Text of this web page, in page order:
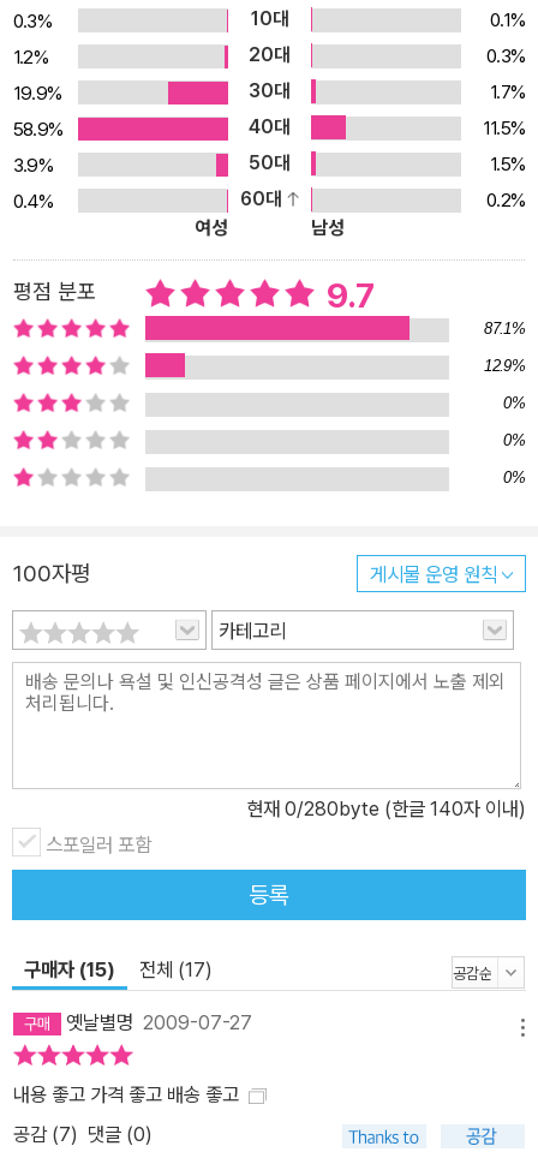
0.3% 10대
0.1%
1.2%
20대
0.3%
19.9%
30대
1.7%
58.9%
40대
11.5%
3.9%
50대
1.5%
0.4%
60대
0.2%
여성
남성
평점 분포 9.7
87.1%
12.9%
0%
0%
0%
100자평 게시물 운영 원칙
카테고리
현재 0/280byte (한글 140자 이내)
스포일러 포함
등록
구매자 (15) 전체 (17)
옛날별명 2009-07-27
내용 좋고 가격 좋고 배송 좋고
공감 (7) 댓글 (0)